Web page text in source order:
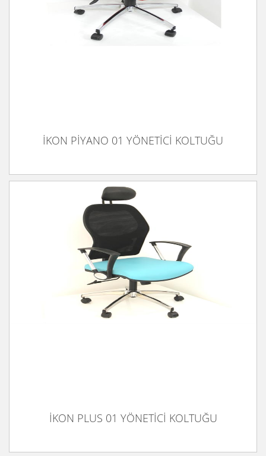
İKON PİYANO 01 YÖNETİCİ KOLTUĞU
İKON PİYANO 01 YÖNETİCİ KOLTUĞU
İKON PLUS 01 YÖNETİCİ KOLTUĞU
İKON PLUS 01 YÖNETİCİ KOLTUĞU